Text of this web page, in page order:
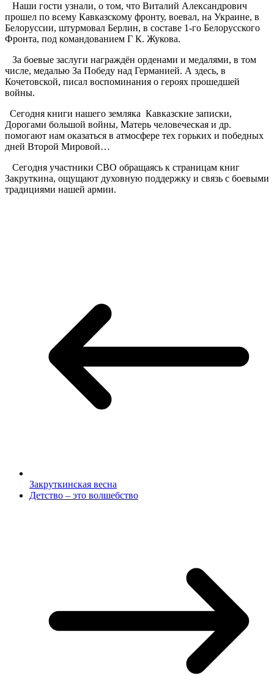
Наши гости узнали, о том, что Виталий Александрович
прошел по всему Кавказскому фронту, воевал, на Украине, в
Белоруссии, штурмовал Берлин, в составе 1-го Белорусского
Фронта, под командованием Г К. Жукова.
За боевые заслуги награждён орденами и медалями, в том
числе, медалью За Победу над Германией. А здесь, в
Кочетовской, писал воспоминания о героях прошедшей
войны.
Сегодня книги нашего земляка Кавказские записки,
Дорогами большой войны, Матерь человеческая и др.
помогают нам оказаться в атмосфере тех горьких и победных
дней Второй Мировой…
Сегодня участники СВО обращаясь к страницам книг
Закруткина, ощущают духовную поддержку и связь с боевыми
традициями нашей армии.
Закруткинская весна
Детство – это волшебство